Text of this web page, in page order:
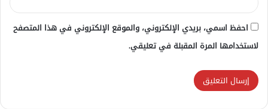
احفظ اسمي، بريدي الإلكتروني، والموقع الإلكتروني في هذا المتصفح
لاستخدامها المرة المقبلة في تعليقي.